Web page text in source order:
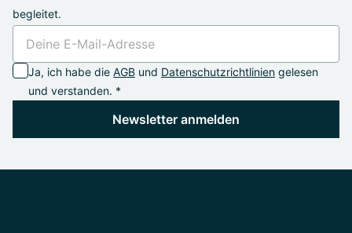
begleitet.
Ja, ich habe die AGB und Datenschutzrichtlinien gelesen
und verstanden. *
Newsletter anmelden